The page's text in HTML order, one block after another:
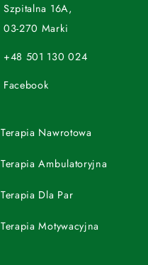
Szpitalna 16A,
03-270 Marki
+48 501 130 024
Facebook
Terapia Nawrotowa
Terapia Ambulatoryjna
Terapia Dla Par
Terapia Motywacyjna